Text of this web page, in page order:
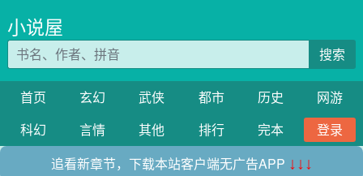
小说屋
搜索
首页 玄幻 武侠 都市 历史
网游
科幻
言情 其他 排行 完本
登录
追看新章节，下载本站客户端无广告APP ↓↓↓